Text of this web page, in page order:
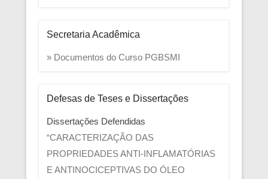
Secretaria Acadêmica
» Documentos do Curso PGBSMI
Defesas de Teses e Dissertações
Dissertações Defendidas
“CARACTERIZAÇÃO DAS
PROPRIEDADES ANTI-INFLAMATÓRIAS
E ANTINOCICEPTIVAS DO ÓLEO